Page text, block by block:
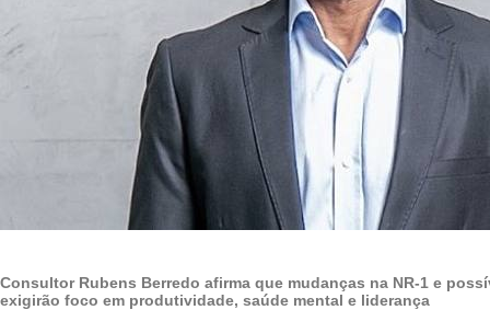
Consultor Rubens Berredo afirma que mudanças na NR-1 e
exigirão foco em produtividade, saúde mental e liderança